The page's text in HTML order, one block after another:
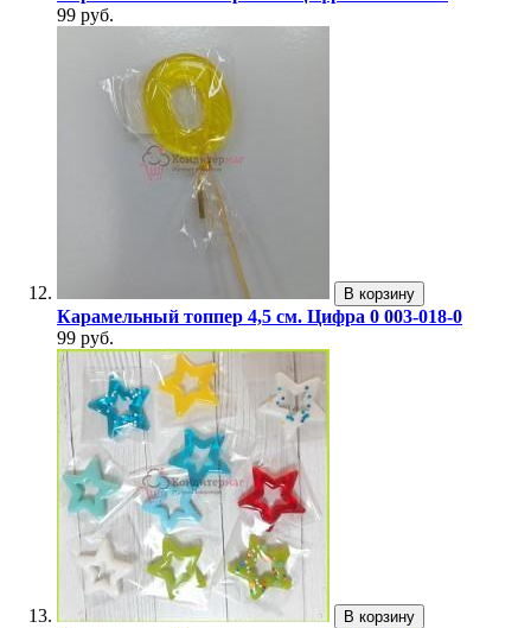
99 руб.
В корзину
Карамельный топпер 4,5 см. Цифра 0 003-018-0
99 руб.
В корзину